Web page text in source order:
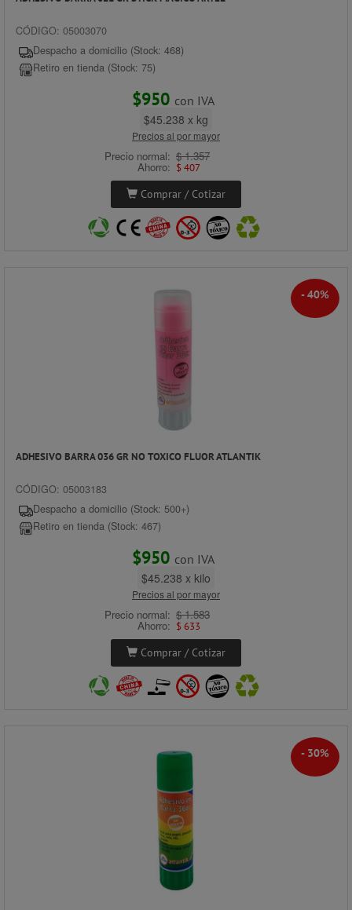
CÓDIGO: 05003070
Despacho a domicilio (Stock: 468)
Retiro en tienda (Stock: 75)
$950 con IVA
$45.238 x kg
Precios al por mayor
Precio normal: $ 1.357
Ahorro: $ 407
Comprar / Cotizar
- 40%
ADHESIVO BARRA 036 GR NO TOXICO FLUOR ATLANTIK
CÓDIGO: 05003183
Despacho a domicilio (Stock: 500+)
Retiro en tienda (Stock: 467)
$950 con IVA
$45.238 x kilo
Precios al por mayor
Precio normal: $ 1.583
Ahorro: $ 633
Comprar / Cotizar
- 30%